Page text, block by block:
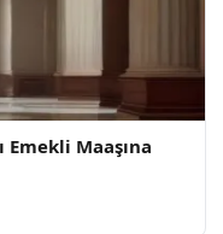
Emekli Maaşına